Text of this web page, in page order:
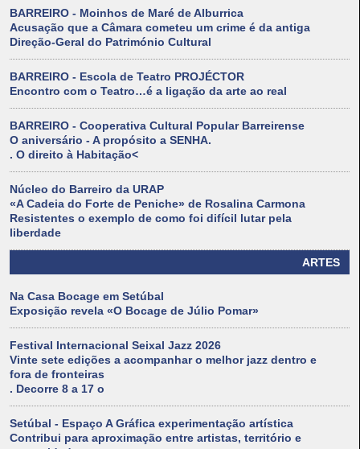
BARREIRO - Moinhos de Maré de Alburrica
Acusação que a Câmara cometeu um crime é da antiga
Direção-Geral do Património Cultural
BARREIRO - Escola de Teatro PROJÉCTOR
Encontro com o Teatro…é a ligação da arte ao real
BARREIRO - Cooperativa Cultural Popular Barreirense
O aniversário - A propósito a SENHA.
. O direito à Habitação<
Núcleo do Barreiro da URAP
«A Cadeia do Forte de Peniche» de Rosalina Carmona
Resistentes o exemplo de como foi difícil lutar pela
liberdade
ARTES
Na Casa Bocage em Setúbal
Exposição revela «O Bocage de Júlio Pomar»
Festival Internacional Seixal Jazz 2026
Vinte sete edições a acompanhar o melhor jazz dentro e
fora de fronteiras
. Decorre 8 a 17 o
Setúbal - Espaço A Gráfica experimentação artística
Contribui para aproximação entre artistas, território e